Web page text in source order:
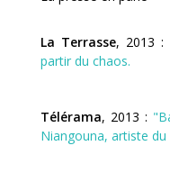
La Terrasse, 2013 :
partir du chaos.
Télérama, 2013 :
Niangouna, artiste du